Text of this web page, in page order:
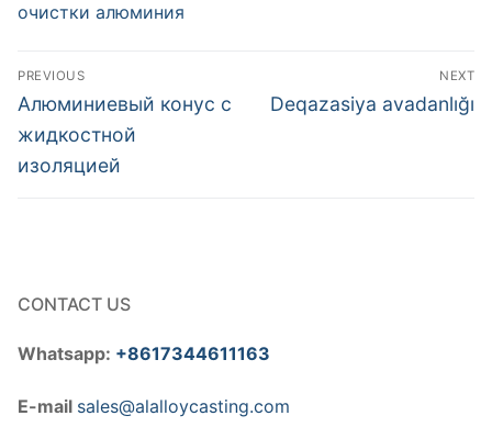
очистки алюминия
Post
navigation
PREVIOUS
Previous
post:
Алюминиевый конус с
жидкостной
изоляцией
NEXT
Next
Deqazasiya avadanlığı
CONTACT US
Whatsapp: +8617344611163
E-mail sales@alalloycasting.com